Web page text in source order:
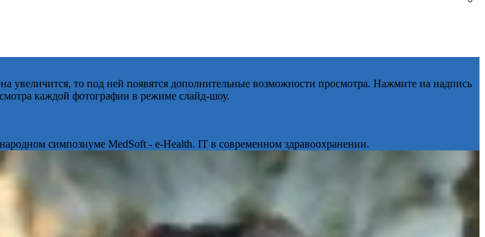
то под ней появятся дополнительные возможности просмотра. Нажмите на надпись
каждой фотографии в режиме слайд-шоу.
симпозиуме MedSoft - e-Health. IT в современном здравоохранении.